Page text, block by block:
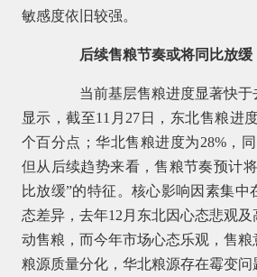
敏感度依旧较强。
后续售粮节奏或将同比放缓
当前基层售粮进度显著快于
显示，截至11月27日，东北售粮进
个百分点；华北售粮进度为28%，同
但从后续趋势来看，售粮节奏预计
比放缓”的特征。核心影响因素集中
态差异，去年12月东北因心态悲观
动售粮，而今年市场心态乐观，售
粮源质量分化，华北粮源存在霉变